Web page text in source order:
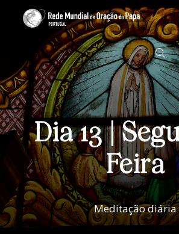
Dia 13 |
Feira
Meditação diária